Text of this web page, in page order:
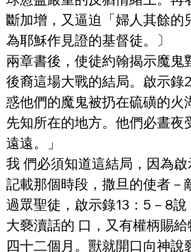
斷加增，又逼迫「婦人其餘的
為耶穌作見證的基督徒。〕
兩章書後，使徒約翰揭示魔鬼
後裔這場大戰的結局。啟示錄
惑他們的魔鬼被扔在硫磺的火
先知所在的地方。他們必晝夜
遠遠。」
我 們必須知道這結局，因為
記載那個時段，撒旦的使者－
過眾聖徒，啟示錄13：5－8
大褻瀆話的 口，又有權柄賜
四十二個月。獸就開口向神說